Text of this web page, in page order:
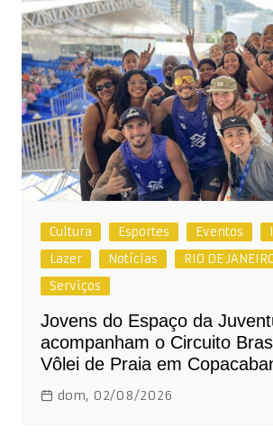
Cultura Esportes Eventos
Lazer
Notícias
RIO DE
Serviços
Jovens do Espaço da
acompanham o Circuito
Vôlei de Praia em
dom, 02/08/2026